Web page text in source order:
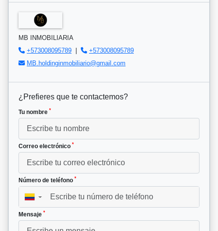
MB INMOBILIARIA
+573008095789 |
+573008095789
MB.holdinginmobiliario@gmail.com
¿Prefieres que te contactemos?
Tu nombre *
Correo electrónico *
Número de teléfono *
▼
Mensaje *